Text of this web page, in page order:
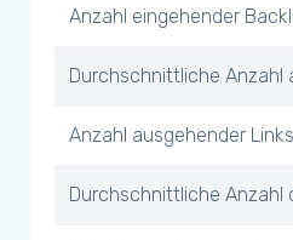
Anzahl eingehender
Durchschnittliche Anzahl
Anzahl ausgehender Links
Durchschnittliche Anzahl